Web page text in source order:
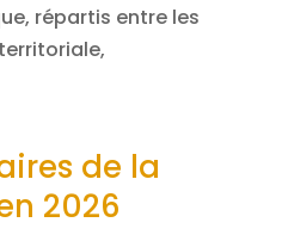
répartis entre les
de la
2026